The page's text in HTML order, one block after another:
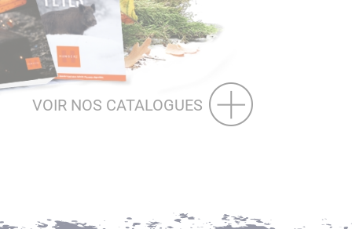
VOIR NOS CATALOGUES